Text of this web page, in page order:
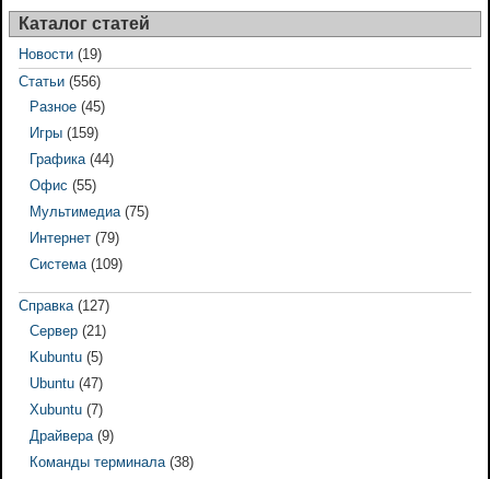
Каталог статей
Новости (19)
Статьи (556)
Разное (45)
Игры (159)
Графика(44)
Офис (55)
Мультимедиа(75)
Интернет (79)
Система(109)
Справка(127)
Сервер (21)
Kubuntu (5)
Ubuntu (47)
Xubuntu (7)
Драйвера(9)
Команды терминала(38)